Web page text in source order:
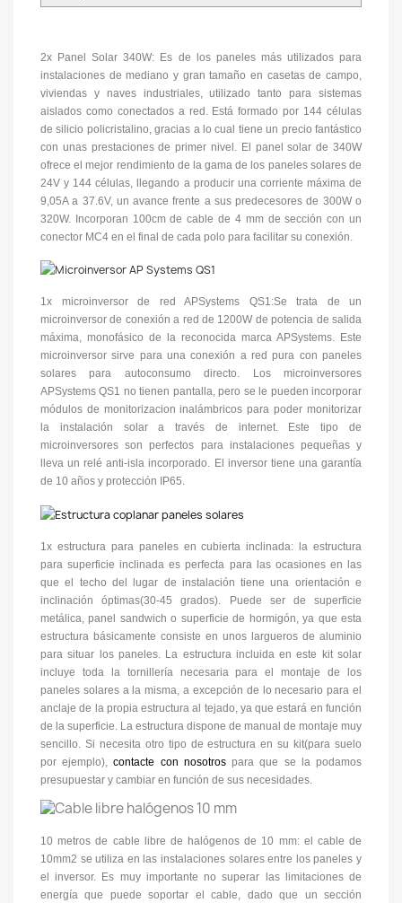
2x Panel Solar 340W: Es de los paneles más utilizados para
instalaciones de mediano y gran tamaño en casetas de campo,
viviendas y naves industriales, utilizado tanto para sistemas
aislados como conectados a red. Está formado por 144 células
de silicio policristalino, gracias a lo cual tiene un precio fantástico
con unas prestaciones de primer nivel. El panel solar de 340W
ofrece el mejor rendimiento de la gama de los paneles solares de
24V y 144 células, llegando a producir una corriente máxima de
9,05A a 37.6V, un avance frente a sus predecesores de 300W o
320W. Incorporan 100cm de cable de 4 mm de sección con un
conector MC4 en el final de cada polo para facilitar su conexión.
1x microinversor de red APSystems QS1:Se trata de un
microinversor de conexión a red de 1200W de potencia de salida
máxima, monofásico de la reconocida marca APSystems. Este
microinversor sirve para una conexión a red pura con paneles
solares para autoconsumo directo. Los microinversores
APSystems QS1 no tienen pantalla, pero se le pueden incorporar
módulos de monitorizacion inalámbricos para poder monitorizar
la instalación solar a través de internet. Este tipo de
microinversores son perfectos para instalaciones pequeñas y
lleva un relé anti-isla incorporado. El inversor tiene una garantía
de 10 años y protección IP65.
1x estructura para paneles en cubierta inclinada: la estructura
para superficie inclinada es perfecta para las ocasiones en las
que el techo del lugar de instalación tiene una orientación e
inclinación óptimas(30-45 grados). Puede ser de superficie
metálica, panel sandwich o superficie de hormigón, ya que esta
estructura básicamente consiste en unos largueros de aluminio
para situar los paneles. La estructura incluida en este kit solar
incluye toda la tornillería necesaria para el montaje de los
paneles solares a la misma, a excepción de lo necesario para el
anclaje de la propia estructura al tejado, ya que estará en función
de la superficie. La estructura dispone de manual de montaje muy
sencillo. Si necesita otro tipo de estructura en su kit(para suelo
por ejemplo),contacte con nosotrospara que se la podamos
presupuestar y cambiar en función de sus necesidades.
10 metros de cable libre de halógenos de 10 mm: el cable de
10mm2 se utiliza en las instalaciones solares entre los paneles y
el inversor. Es muy importante no superar las limitaciones de
energía que puede soportar el cable, dado que un sección